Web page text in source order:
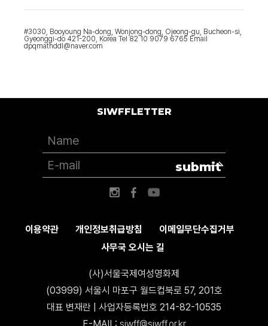
#3030, Booyoung Na-dong, Wonjong-dong, Ojeong-gu, Bucheon-si,
Gyeonggi-do 421-200, Korea Tel 82 10 9079 6765 Email
dpqmathddl@naver.com
이용약관 개인정보취급방침
이메일무단수집거부
사무국 오시는 길
(사)서울국제여성영화제
(03999) 서울시 마포구 월드컵북로 57, 201호
대표 변재란 | 사업자등록번호 214-82-10535
E-MAIL: siwff@siwff.or.kr
SIWFFLETTER
submit